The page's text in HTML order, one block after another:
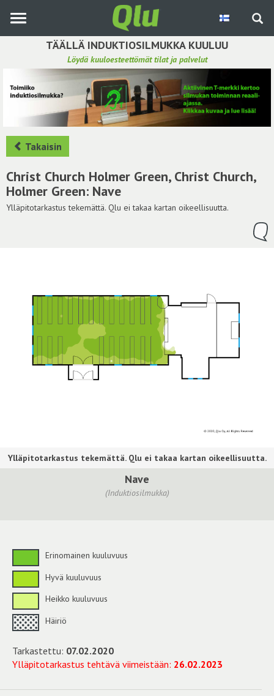
pääsisältöön
TÄÄLLÄ INDUKTIOSILMUKKA KUULUU
Löydä kuuloesteettömät tilat ja palvelut
Etsi induktiosilmukka
Tee ehdotus ja vaikuta kuulemiskokemukseen
Hae ehdotuksia
Käyttöohje
Yhteydenottopyyntö
Takaisin
Christ Church Holmer Green, Christ Church,
Holmer Green: Nave
Ylläpitotarkastus tekemättä. Qlu ei takaa kartan oikeellisuutta.
Nave
(Induktiosilmukka)
Erinomainen kuuluvuus
Hyvä kuuluvuus
Heikko kuuluvuus
Häiriö
Tarkastettu: 07.02.2020
Ylläpitotarkastus tehtävä viimeistään: 26.02.2023